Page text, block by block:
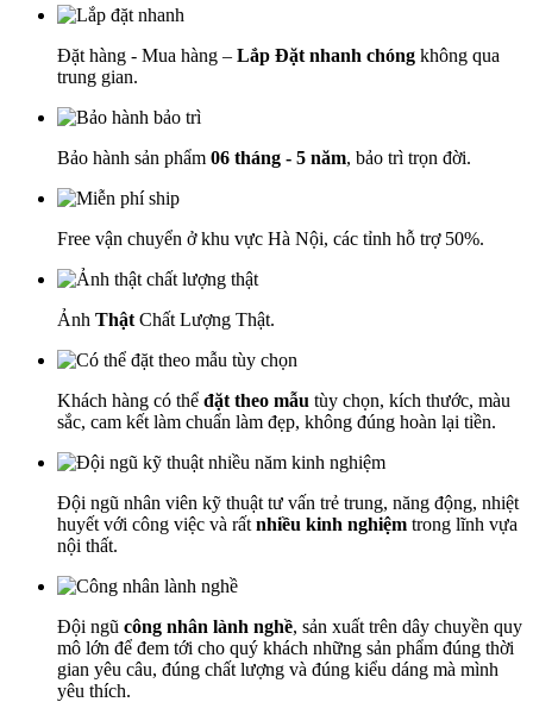
Đặt hàng - Mua hàng – Lắp Đặt nhanh chóng không qua
trung gian.
Bảo hành sản phẩm 06 tháng - 5 năm, bảo trì trọn đời.
Free vận chuyển ở khu vực Hà Nội, các tỉnh hỗ trợ 50%.
Ảnh Thật Chất Lượng Thật.
Khách hàng có thể đặt theo mẫu tùy chọn, kích thước, màu
sắc, cam kết làm chuẩn làm đẹp, không đúng hoàn lại tiền.
Đội ngũ nhân viên kỹ thuật tư vấn trẻ trung, năng động, nhiệt
huyết với công việc và rất nhiều kinh nghiệm trong lĩnh vựa
nội thất.
Đội ngũ công nhân lành nghề, sản xuất trên dây chuyền quy
mô lớn để đem tới cho quý khách những sản phẩm đúng thời
gian yêu câu, đúng chất lượng và đúng kiểu dáng mà mình
yêu thích.